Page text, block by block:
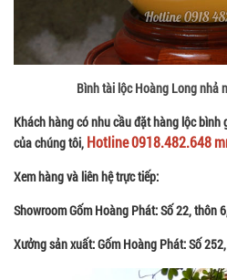
Bình tài lộc Hoàng Long nhả
Khách hàng có nhu cầu đặt hàng lộc bình
của chúng tôi, Hotline 0918.482.648
Xem hàng và liên hệ trực tiếp:
Showroom Gốm Hoàng Phát: Số 22, thôn
Xưởng sản xuất: Gốm Hoàng Phát: Số